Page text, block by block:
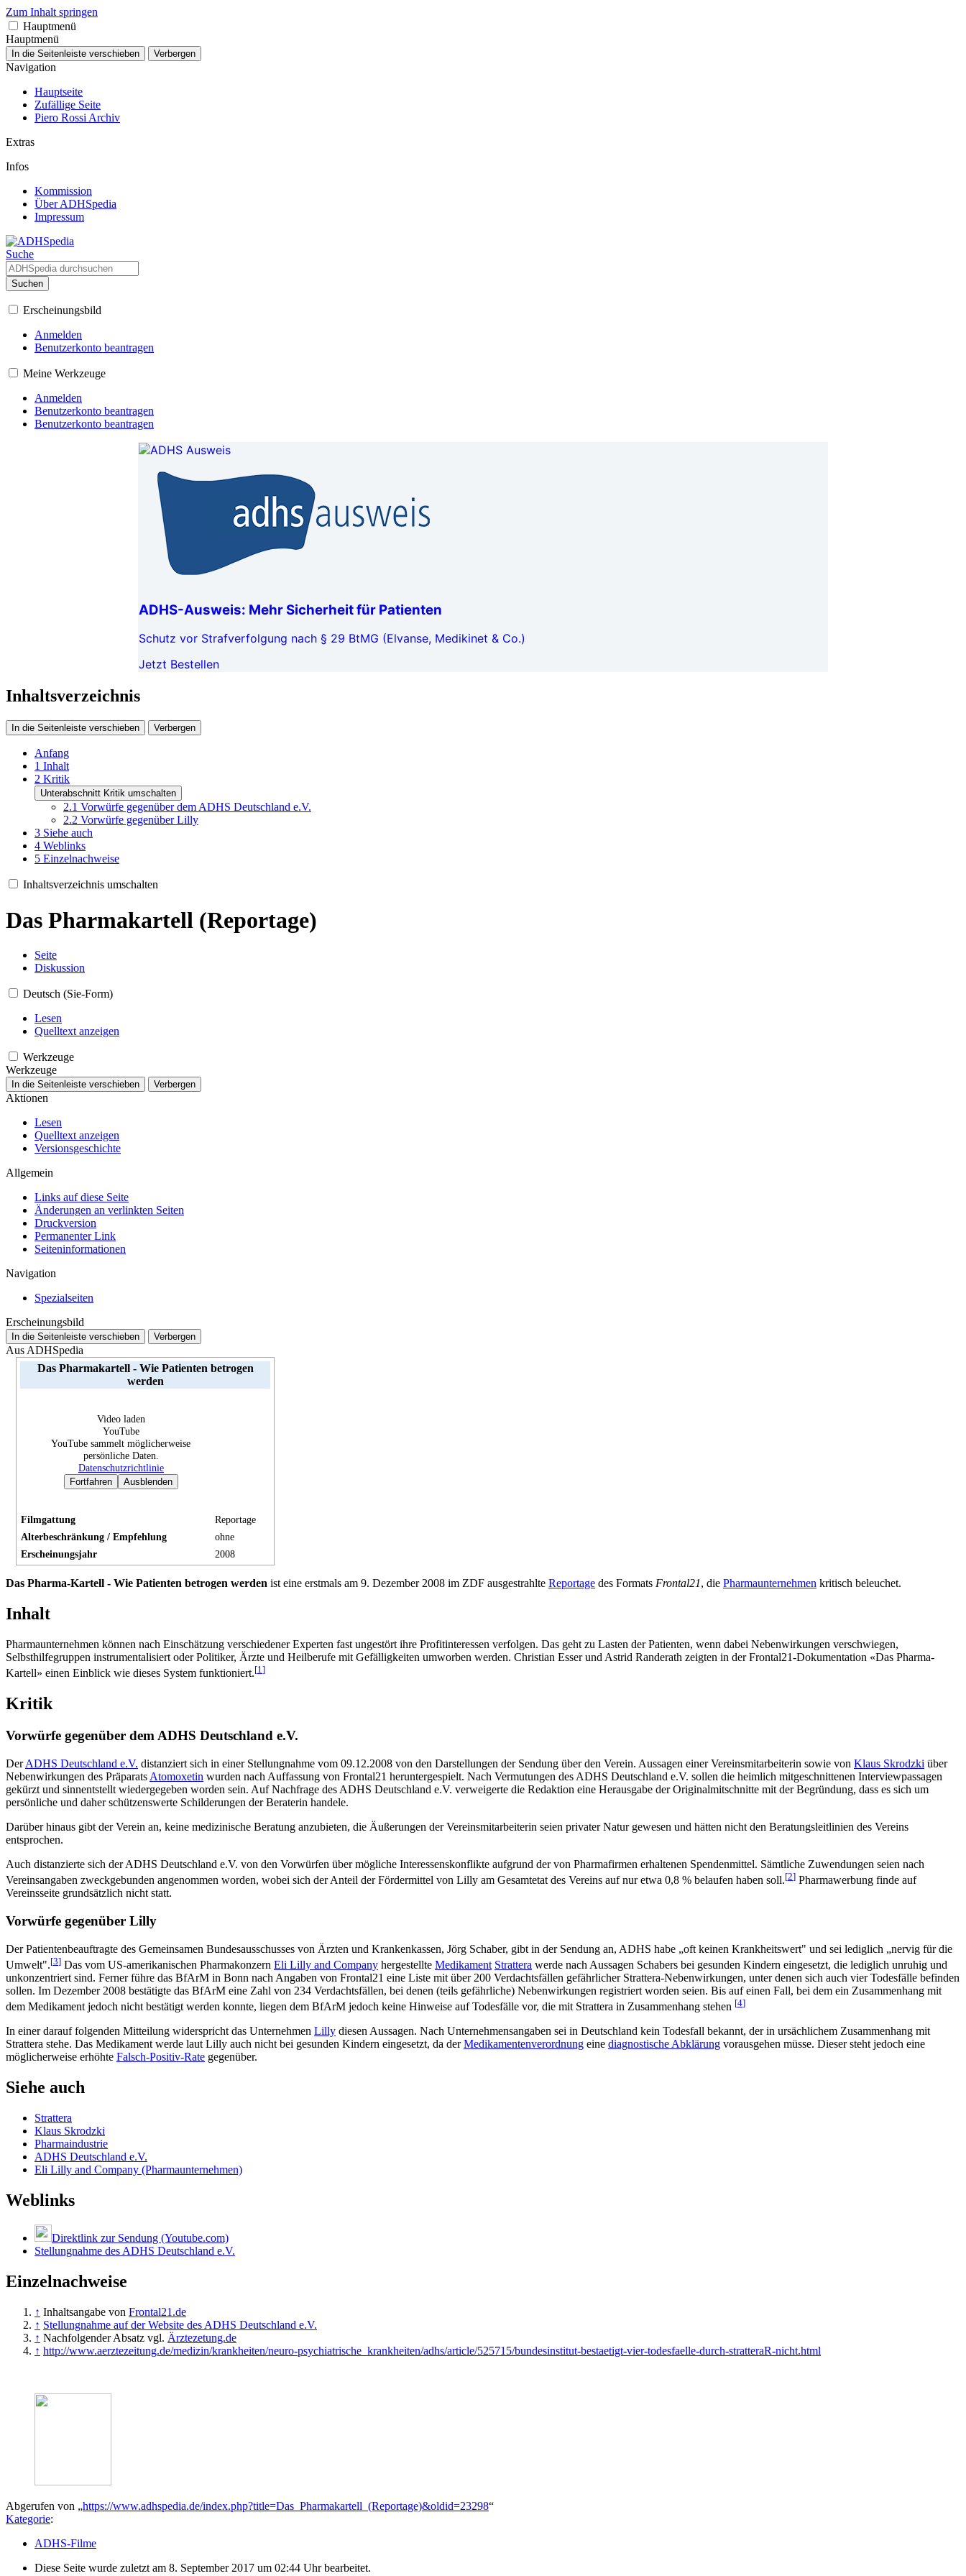
Zum Inhalt springen
Hauptmenü
Hauptmenü
In die Seitenleiste verschieben Verbergen
Navigation
Hauptseite
Zufällige Seite
Piero Rossi Archiv
Extras
Infos
Kommission
Über ADHSpedia
Impressum
Suche
Suchen
Erscheinungsbild
Anmelden
Benutzerkonto beantragen
Meine Werkzeuge
Anmelden
Benutzerkonto beantragen
Benutzerkonto beantragen
ADHS-Ausweis: Mehr Sicherheit für Patienten
Schutz vor Strafverfolgung nach § 29 BtMG (Elvanse, Medikinet & Co.)
Jetzt Bestellen
Inhaltsverzeichnis
In die Seitenleiste verschieben Verbergen
Anfang
1 Inhalt
2 Kritik
Unterabschnitt Kritik umschalten
2.1 Vorwürfe gegenüber dem ADHS Deutschland e.V.
2.2 Vorwürfe gegenüber Lilly
3 Siehe auch
4 Weblinks
5 Einzelnachweise
Inhaltsverzeichnis umschalten
Das Pharmakartell (Reportage)
Seite
Diskussion
Deutsch (Sie-Form)
Lesen
Quelltext anzeigen
Werkzeuge
Werkzeuge
In die Seitenleiste verschieben Verbergen
Aktionen
Lesen
Quelltext anzeigen
Versionsgeschichte
Allgemein
Links auf diese Seite
Änderungen an verlinkten Seiten
Druckversion
Permanenter Link
Seiten­­informationen
Navigation
Spezialseiten
Erscheinungsbild
In die Seitenleiste verschieben Verbergen
Aus ADHSpedia
Das Pharmakartell - Wie Patienten betrogen
werden
Video laden
YouTube
YouTube sammelt möglicherweise
persönliche Daten.
Datenschutzrichtlinie
Fortfahren Ausblenden
Filmgattung
Reportage
Alterbeschränkung / Empfehlung
ohne
Erscheinungsjahr
2008
Das Pharma-Kartell - Wie Patienten betrogen werden ist eine erstmals am 9. Dezember 2008 im ZDF ausgestrahlte Reportage des Formats Frontal21, die Pharmaunternehmen kritisch beleuchet.
Inhalt
Pharmaunternehmen können nach Einschätzung verschiedener Experten fast ungestört ihre Profitinteressen verfolgen. Das geht zu Lasten der Patienten, wenn dabei Nebenwirkungen verschwiegen,
Selbsthilfegruppen instrumentalisiert oder Politiker, Ärzte und Heilberufe mit Gefälligkeiten umworben werden. Christian Esser und Astrid Randerath zeigten in der Frontal21-Dokumentation «Das Pharma-
Kartell» einen Einblick wie dieses System funktioniert.[1 ]
Kritik
Vorwürfe gegenüber dem ADHS Deutschland e.V.
DerADHS Deutschland e.V. distanziert sich in einer Stellungnahme vom 09.12.2008 von den Darstellungen der Sendung über den Verein. Aussagen einer Vereinsmitarbeiterin sowie von Klaus Skrodzki über
Nebenwirkungen des Präparats Atomoxetin wurden nach Auffassung von Frontal21 heruntergespielt. Nach Vermutungen des ADHS Deutschland e.V. sollen die heimlich mitgeschnittenen Interviewpassagen
gekürzt und sinnentstellt wiedergegeben worden sein. Auf Nachfrage des ADHS Deutschland e.V. verweigerte die Redaktion eine Herausgabe der Originalmitschnitte mit der Begründung, dass es sich um
persönliche und daher schützenswerte Schilderungen der Beraterin handele.
Darüber hinaus gibt der Verein an, keine medizinische Beratung anzubieten, die Äußerungen der Vereinsmitarbeiterin seien privater Natur gewesen und hätten nicht den Beratungsleitlinien des Vereins
entsprochen.
Auch distanzierte sich der ADHS Deutschland e.V. von den Vorwürfen über mögliche Interessenskonflikte aufgrund der von Pharmafirmen erhaltenen Spendenmittel. Sämtliche Zuwendungen seien nach
Vereinsangaben zweckgebunden angenommen worden, wobei sich der Anteil der Fördermittel von Lilly am Gesamtetat des Vereins auf nur etwa 0,8 % belaufen haben soll.[2] Pharmawerbung finde auf
Vereinsseite grundsätzlich nicht statt.
Vorwürfe gegenüber Lilly
Der Patientenbeauftragte des Gemeinsamen Bundesausschusses von Ärzten und Krankenkassen, Jörg Schaber, gibt in der Sendung an, ADHS habe „oft keinen Krankheitswert" und sei lediglich „nervig für die
Umwelt".[3] Das vom US-amerikanischen Pharmakonzern Eli Lilly and Company hergestellte Medikament Strattera werde nach Aussagen Schabers bei gesunden Kindern eingesetzt, die lediglich unruhig und
unkonzentriert sind. Ferner führe das BfArM in Bonn nach Angaben von Frontal21 eine Liste mit über 200 Verdachtsfällen gefährlicher Strattera-Nebenwirkungen, unter denen sich auch vier Todesfälle befinden
sollen. Im Dezember 2008 bestätigte das BfArM eine Zahl von 234 Verdachtsfällen, bei denen (teils gefährliche) Nebenwirkungen registriert worden seien. Bis auf einen Fall, bei dem ein Zusammenhang mit
dem Medikament jedoch nicht bestätigt werden konnte, liegen dem BfArM jedoch keine Hinweise auf Todesfälle vor, die mit Strattera in Zusammenhang stehen [4]
In einer darauf folgenden Mitteilung widerspricht das Unternehmen Lilly diesen Aussagen. Nach Unternehmensangaben sei in Deutschland kein Todesfall bekannt, der in ursächlichem Zusammenhang mit
Strattera stehe. Das Medikament werde laut Lilly auch nicht bei gesunden Kindern eingesetzt, da derMedikamentenverordnung eine diagnostische Abklärung vorausgehen müsse. Dieser steht jedoch eine
möglicherweise erhöhte Falsch-Positiv-Rate gegenüber.
Siehe auch
Strattera
Klaus Skrodzki
Pharmaindustrie
ADHS Deutschland e.V.
Eli Lilly and Company (Pharmaunternehmen)
Weblinks
Direktlink zur Sendung (Youtube.com)
Stellungnahme des ADHS Deutschland e.V.
Einzelnachweise
↑ Inhaltsangabe von Frontal21.de
↑ Stellungnahme auf der Website des ADHS Deutschland e.V.
↑ Nachfolgender Absatz vgl. Ärztezetung.de
↑ http://www.aerztezeitung.de/medizin/krankheiten/neuro-psychiatrische_krankheiten/adhs/article/525715/bundesinstitut-bestaetigt-vier-todesfaelle-durch-stratteraR-nicht.html
Abgerufen von „https://www.adhspedia.de/index.php?title=Das_Pharmakartell_(Reportage)&oldid=23298“
Kategorie:
ADHS-Filme
Diese Seite wurde zuletzt am 8. September 2017 um 02:44 Uhr bearbeitet.